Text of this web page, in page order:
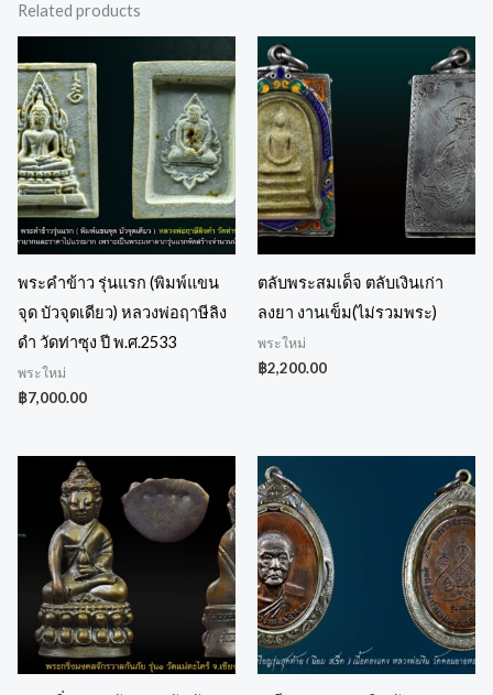
Related products
พระคำข้าว รุ่นแรก (พิมพ์แขน
จุด บัวจุดเดียว) หลวงพ่อฤาษีลิง
ดำ วัดท่าซุง ปี พ.ศ.2533
พระใหม่
฿7,000.00
ตลับพระสมเด็จ ตลับเงินเก่า
ลงยา งานเข็ม(ไม่รวมพระ)
พระใหม่
฿2,200.00